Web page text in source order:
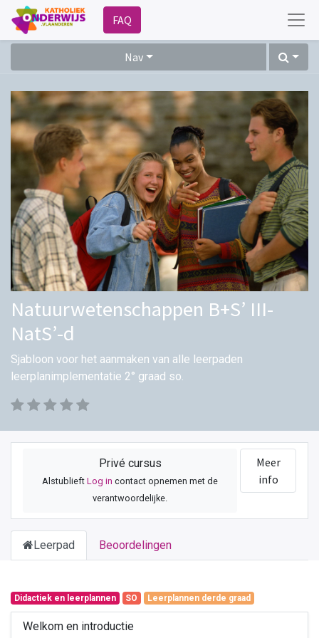
FAQ
Nav
Natuurwetenschappen B+S’ III-
NatS’-d
Sjabloon voor het aanmaken van alle leerpaden
leerplanimplementatie 2° graad so.
Privé cursus
AlstublieftLog in contact opnemen met de
verantwoordelijke.
Meer
info
Leerpad Beoordelingen
Didactiek en leerplannen SO Leerplannen derde graad
Welkom en introductie